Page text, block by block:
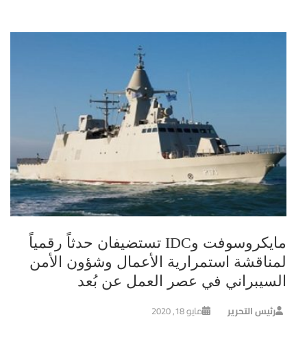
مايكروسوفت وIDC تستضيفان حدثاً رقمياً
لمناقشة استمرارية الأعمال وشؤون الأمن
السيبراني في عصر العمل عن بُعد
رئيس التحرير مايو 18, 2020